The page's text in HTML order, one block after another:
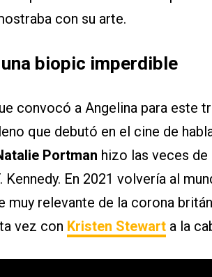
con su arte.
biopic imperdible
convocó a Angelina para este
que debutó en el cine de
Portman hizo las veces
En 2021 volvería al
muy relevante de la corona
vez con Kristen Stewart a la